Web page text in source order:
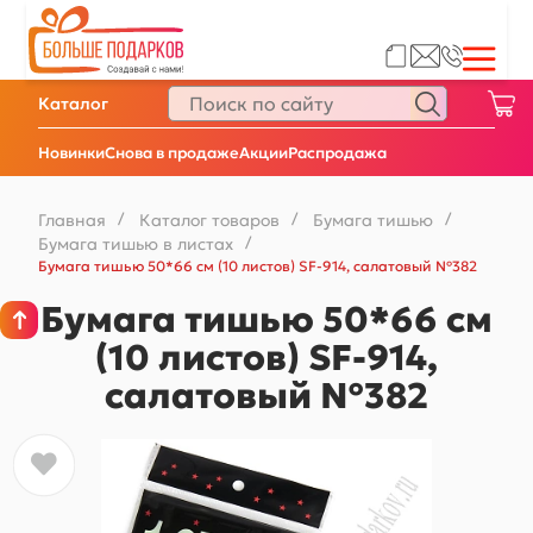
НовинкиСнова в продажеАкцииРаспродажа
Каталог
Главная / Каталог товаров / Бумага тишью /
Бумага тишью в листах
/
Бумага тишью 50*66 см (10 листов) SF-914, салатовый №382
Бумага тишью 50*66 см
(10 листов) SF-914,
салатовый №382